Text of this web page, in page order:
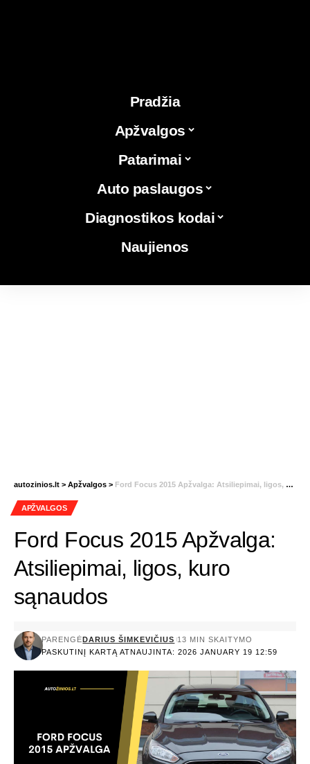
Pradžia
Apžvalgos
Patarimai
Auto paslaugos
Diagnostikos kodai
Naujienos
autozinios.lt > Apžvalgos > Ford Focus 2015 Apžvalga: Atsiliepimai, ligos, kuro sąnaudos
APŽVALGOS
Ford Focus 2015 Apžvalga:
Atsiliepimai, ligos, kuro
sąnaudos
PASKUTINĮ KARTĄ ATNAUJINTA: 2026 JANUARY 19 12:59
PARENGĖ DARIUS ŠIMKEVIČIUS 13 MIN SKAITYMO